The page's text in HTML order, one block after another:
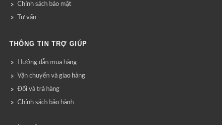
Chính sách bảo mật
Tư vấn
THÔNG TIN TRỢ GIÚP
Hướng dẫn mua hàng
Vận chuyển và giao hàng
Đổi và trả hàng
Chính sách bảo hành